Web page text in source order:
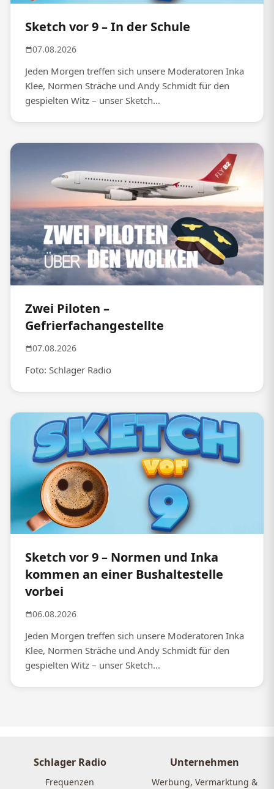
Sketch vor 9 – In der Schule
07.08.2026
Jeden Morgen treffen sich unsere Moderatoren Inka
Klee, Normen Sträche und Andy Schmidt für den
gespielten Witz – unser Sketch...
Zwei Piloten –
Gefrierfachangestellte
07.08.2026
Foto: Schlager Radio
Sketch vor 9 – Normen und Inka
kommen an einer Bushaltestelle
vorbei
06.08.2026
Jeden Morgen treffen sich unsere Moderatoren Inka
Klee, Normen Sträche und Andy Schmidt für den
gespielten Witz – unser Sketch...
Schlager Radio
Frequenzen
Unternehmen
Werbung, Vermarktung &